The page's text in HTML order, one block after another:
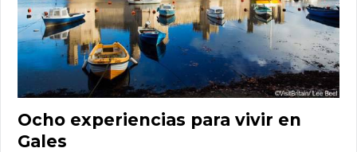
Ocho experiencias para vivir en
Gales